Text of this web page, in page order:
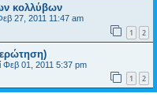
κολλύβων
27, 2011 11:47 am
1 2
Φεβ 01, 2011 5:37 pm
1 2